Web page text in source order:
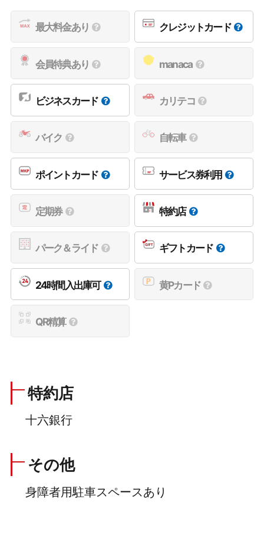
最大料金あり クレジットカード
会員特典あり manaca
ビジネスカード カリテコ
バイク 自転車
ポイントカード サービス券利用
定期券 特約店
パーク＆ライド ギフトカード
24時間入出庫可 黄Pカード
QR精算
特約店
十六銀行
その他
身障者用駐車スペースあり